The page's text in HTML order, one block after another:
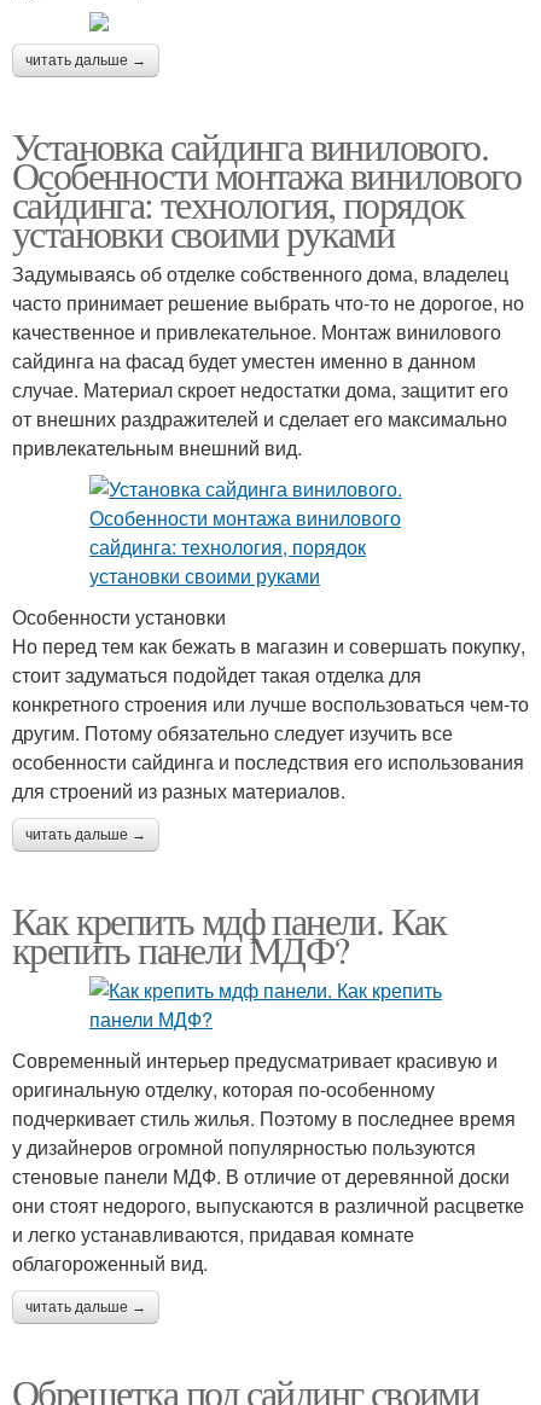
читать дальше →
Установка сайдинга винилового.
Особенности монтажа винилового
сайдинга: технология, порядок
установки своими руками
Задумываясь об отделке собственного дома, владелец
часто принимает решение выбрать что-то не дорогое, но
качественное и привлекательное. Монтаж винилового
сайдинга на фасад будет уместен именно в данном
случае. Материал скроет недостатки дома, защитит его
от внешних раздражителей и сделает его максимально
привлекательным внешний вид.
Особенности установки
Но перед тем как бежать в магазин и совершать покупку,
стоит задуматься подойдет такая отделка для
конкретного строения или лучше воспользоваться чем-то
другим. Потому обязательно следует изучить все
особенности сайдинга и последствия его использования
для строений из разных материалов.
читать дальше →
Как крепить мдф панели. Как
крепить панели МДФ?
Современный интерьер предусматривает красивую и
оригинальную отделку, которая по-особенному
подчеркивает стиль жилья. Поэтому в последнее время
у дизайнеров огромной популярностью пользуются
стеновые панели МДФ. В отличие от деревянной доски
они стоят недорого, выпускаются в различной расцветке
и легко устанавливаются, придавая комнате
облагороженный вид.
читать дальше →
Обрешетка под сайдинг своими